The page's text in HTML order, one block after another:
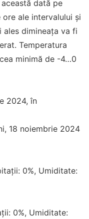
dată pe
ale intervalului și
ales dimineața va fi
Temperatura
minimă de -4…0
2024, în
18 noiembrie 2024
0%, Umiditate:
0%, Umiditate: